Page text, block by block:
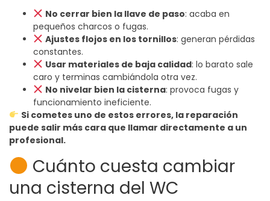
No cerrar bien la llave de paso: acaba en
pequeños charcos o fugas.
Ajustes flojos en los tornillos: generan pérdidas
constantes.
Usar materiales de baja calidad: lo barato sale
caro y terminas cambiándola otra vez.
No nivelar bien la cisterna: provoca fugas y
funcionamiento ineficiente.
Si cometes uno de estos errores, la reparación
puede salir más cara que llamar directamente a un
profesional.
Cuánto cuesta cambiar
una cisterna del WC